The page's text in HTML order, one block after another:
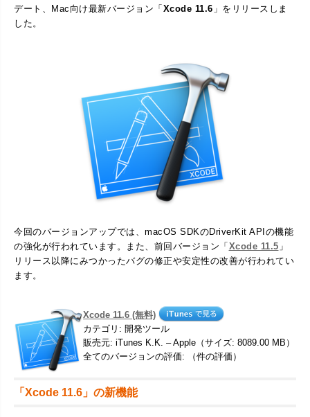
デート、Mac向け最新バージョン「Xcode 11.6 」をリリースしま
した。
今回のバージョンアップでは、macOS SDKのDriverKit APIの機能
の強化が行われています。また、前回バージョン「Xcode 11.5 」
リリース以降にみつかったバグの修正や安定性の改善が行われてい
ます。
Xcode 11.6 (無料)
カテゴリ: 開発ツール
販売元: iTunes K.K. – Apple（サイズ: 8089.00 MB）
全てのバージョンの評価: （件の評価）
「Xcode 11.6」の新機能